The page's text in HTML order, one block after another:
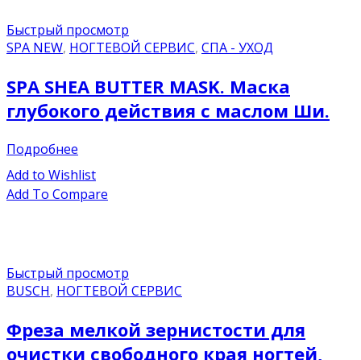
Быстрый просмотр
SPA NEW, НОГТЕВОЙ СЕРВИС, СПА - УХОД
SPA SHEA BUTTER MASK. Маска
глубокого действия с маслом Ши.
Подробнее
Add to Wishlist
Add To Compare
Быстрый просмотр
BUSCH, НОГТЕВОЙ СЕРВИС
Фреза мелкой зернистости для
очистки свободного края ногтей,